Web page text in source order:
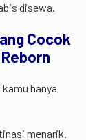
disewa.
Cocok
Reborn
hanya
menarik.